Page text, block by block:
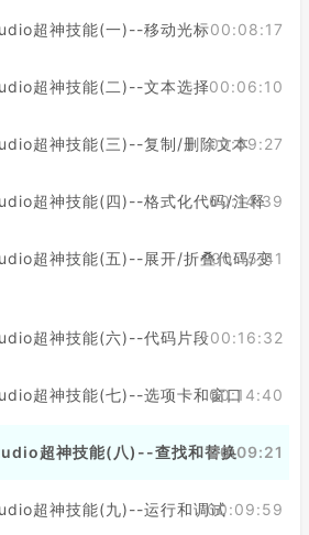
频
超神技能(一)--移动光标00:08:17
超神技能(二)--文本选择00:06:10
超神技能(三)--复制/删除文本
00:09:27
超神技能(四)--格式化代码/注释
00:14:39
超神技能(五)--展开/折叠代码/变
00:15:41
超神技能(六)--代码片段00:16:32
超神技能(七)--选项卡和窗口00:14:40
超神技能(八)--查找和替换00:09:21
超神技能(九)--运行和调试00:09:59